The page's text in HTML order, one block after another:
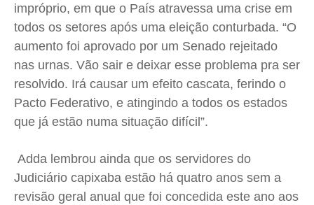
impróprio, em que o País atravessa uma crise em
todos os setores após uma eleição conturbada. “O
aumento foi aprovado por um Senado rejeitado
nas urnas. Vão sair e deixar esse problema pra ser
resolvido. Irá causar um efeito cascata, ferindo o
Pacto Federativo, e atingindo a todos os estados
que já estão numa situação difícil”.
Adda lembrou ainda que os servidores do
Judiciário capixaba estão há quatro anos sem a
revisão geral anual que foi concedida este ano aos